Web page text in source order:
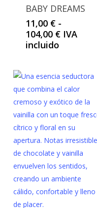
BABY DREAMS
11,00 € -
104,00 €Rango
11,00 €
hasta
104,00 €
IVA
incluido